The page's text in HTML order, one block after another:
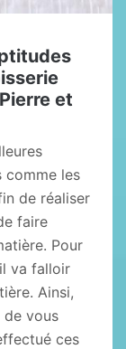
et
comme les
de réaliser
faire
Pour
va falloir
Ainsi,
de vous
ces